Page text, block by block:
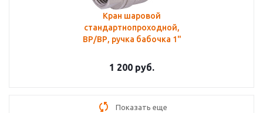
Кран шаровой
стандартнопроходной,
ВР/ВР, ручка бабочка 1"
1 200 руб.
Показать еще